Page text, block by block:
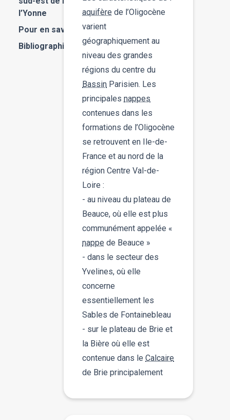
l’Yonne
Pour en savoir plus
Bibliographie
aquifère de l’Oligocène
varient
géographiquement au
niveau des grandes
régions du centre du
Bassin Parisien. Les
principales nappes
contenues dans les
formations de l’Oligocène
se retrouvent en Ile-de-
France et au nord de la
région Centre Val-de-
Loire :
- au niveau du plateau de
Beauce, où elle est plus
communément appelée «
nappe de Beauce »
- dans le secteur des
Yvelines, où elle
concerne
essentiellement les
Sables de Fontainebleau
- sur le plateau de Brie et
la Bière où elle est
contenue dans le Calcaire
de Brie principalement